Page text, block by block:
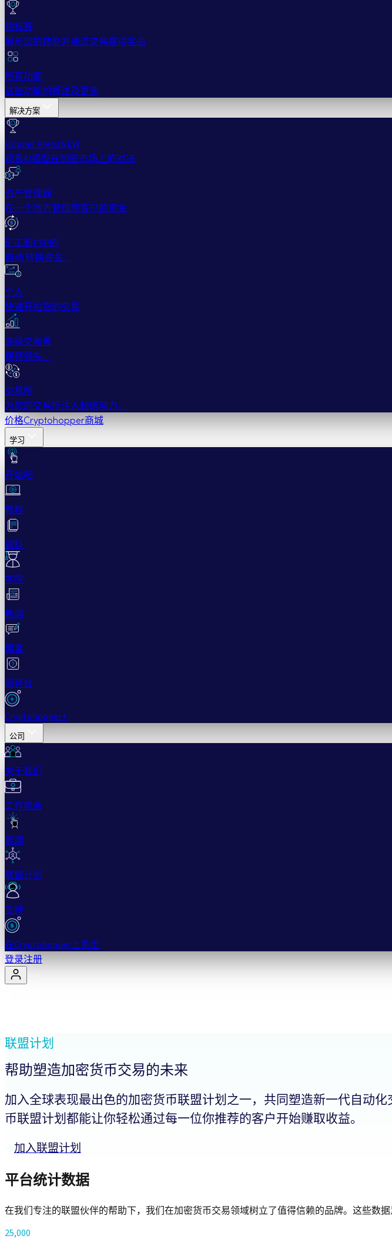
锦标赛
展示您的技能并通过交易赢得奖品
所有功能
这些功能的概述及更多
解决方案
Hopper ArenaNEW
观看AI模型在加密市场上的对决
资产管理器
在一个地方管理您客户的资金
矿工和PSP的
自动 转换资金。
个人
快速开始您的交易
高级交易者
保持领先。
交易所
为您的交易所注入超级动力。
价格Cryptohopper商城
学习
开始吧
教程
资料
学院
新闻
博客
服务台
Cryptohopper+
公司
关于我们
工作机会
新闻
联盟计划
支持
在Cryptohopper上卖出
登录注册
联盟计划
帮助塑造加密货币交易的未来
加入全球表现最出色的加密货币联盟计划之一，共同塑造新一代自动
币联盟计划都能让你轻松通过每一位你推荐的客户开始赚取收益。
加入联盟计划
平台统计数据
在我们专注的联盟伙伴的帮助下，我们在加密货币交易领域树立了值得信赖的品牌。这些数据
25,000